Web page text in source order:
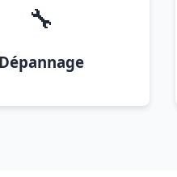
🔧
Dépannage